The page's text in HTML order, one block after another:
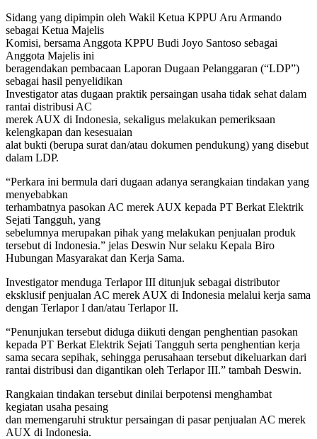
Sidang yang dipimpin oleh Wakil Ketua KPPU Aru Armando
sebagai Ketua Majelis
Komisi, bersama Anggota KPPU Budi Joyo Santoso sebagai
Anggota Majelis ini
beragendakan pembacaan Laporan Dugaan Pelanggaran (“LDP”)
sebagai hasil penyelidikan
Investigator atas dugaan praktik persaingan usaha tidak sehat dalam
rantai distribusi AC
merek AUX di Indonesia, sekaligus melakukan pemeriksaan
kelengkapan dan kesesuaian
alat bukti (berupa surat dan/atau dokumen pendukung) yang disebut
dalam LDP.
“Perkara ini bermula dari dugaan adanya serangkaian tindakan yang
menyebabkan
terhambatnya pasokan AC merek AUX kepada PT Berkat Elektrik
Sejati Tangguh, yang
sebelumnya merupakan pihak yang melakukan penjualan produk
tersebut di Indonesia.” jelas Deswin Nur selaku Kepala Biro
Hubungan Masyarakat dan Kerja Sama.
Investigator menduga Terlapor III ditunjuk sebagai distributor
eksklusif penjualan AC merek AUX di Indonesia melalui kerja sama
dengan Terlapor I dan/atau Terlapor II.
“Penunjukan tersebut diduga diikuti dengan penghentian pasokan
kepada PT Berkat Elektrik Sejati Tangguh serta penghentian kerja
sama secara sepihak, sehingga perusahaan tersebut dikeluarkan dari
rantai distribusi dan digantikan oleh Terlapor III.” tambah Deswin.
Rangkaian tindakan tersebut dinilai berpotensi menghambat
kegiatan usaha pesaing
dan memengaruhi struktur persaingan di pasar penjualan AC merek
AUX di Indonesia.